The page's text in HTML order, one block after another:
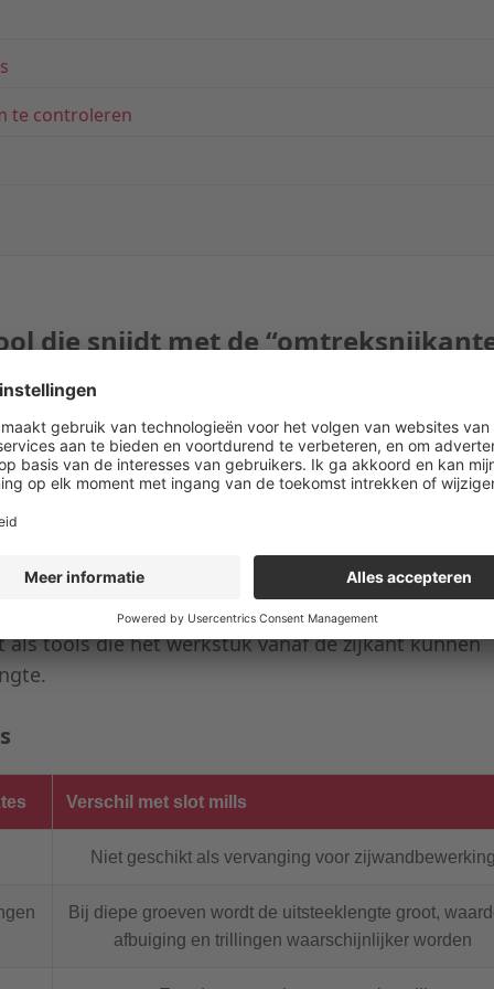
te controleren
die snijdt met de
kamers en vlakkente bewerken. Ze worden
die nauwkeurigheid van de zijwanden
“ouderwetse gereedschappen zijn die alleen
zijn ze ook effectief voor
schouderfrezen en
moet worden . Met de groeiende adoptie van 5-
tools die het werkstuk vanaf de zijkant kunnen
Verschil met slot mills
Niet geschikt als vervanging voor
Bij diepe groeven wordt de uitsteeklengte groot,
afbuiging en trillingen waarschijnlijker worden